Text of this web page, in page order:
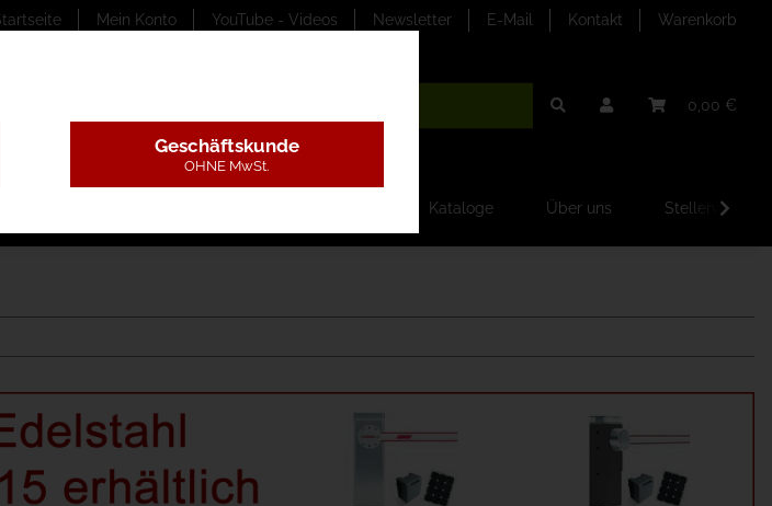
Mein Konto YouTube - Videos Newsletter E-Mail Kontakt Warenkorb
0,00 €
Kataloge Über uns
Geschäftskunde
OHNE MwSt.